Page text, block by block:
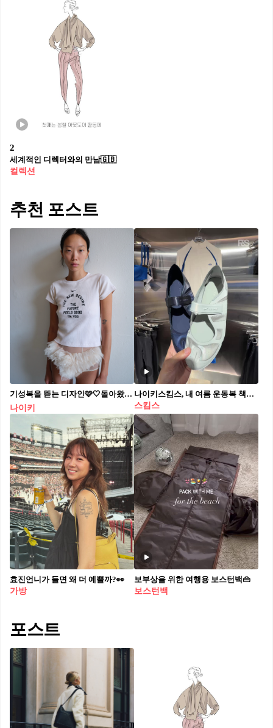
2
세계적인 디렉터와의 만남🇬🇧
컬렉션
추천 포스트
기성복을 뜯는 디자인🩷🤍돌아왔다!
나이키
나이키스킴스, 내 여름 운동복 책임져🏃‍♀️
스킴스
효진언니가 들면 왜 더 예쁠까?👀
가방
보부상을 위한 여행용 보스턴백👜
보스턴백
포스트